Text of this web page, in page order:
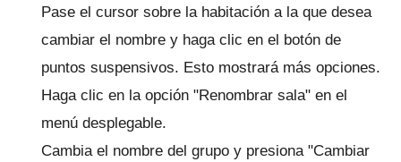
Pase el cursor sobre la habitación a la que desea
cambiar el nombre y haga clic en el botón de
puntos suspensivos. Esto mostrará más opciones.
Haga clic en la opción "Renombrar sala" en el
menú desplegable.
Cambia el nombre del grupo y presiona "Cambiar